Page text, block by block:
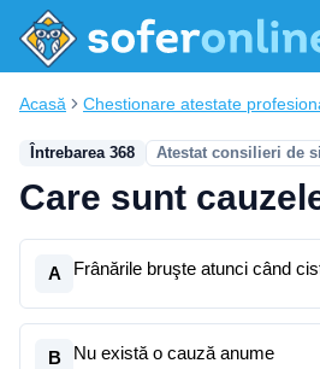
Acasă Chestionare atestate
Întrebarea 368 Atestat consilieri de
Care sunt
A Frânările bruşte atunci când
B Nu există o cauză anume